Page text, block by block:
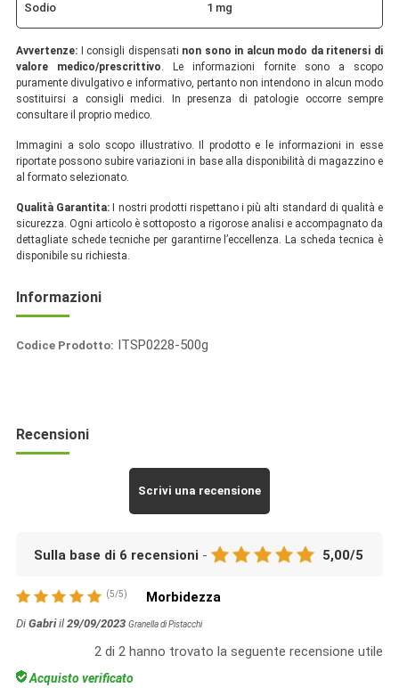
Sodio 1 mg
Avvertenze: I consigli dispensati non sono in alcun modo da ritenersi di
valore medico/prescrittivo. Le informazioni fornite sono a scopo
puramente divulgativo e informativo, pertanto non intendono in alcun modo
sostituirsi a consigli medici. In presenza di patologie occorre sempre
consultare il proprio medico.
Immagini a solo scopo illustrativo. Il prodotto e le informazioni in esse
riportate possono subire variazioni in base alla disponibilità di magazzino e
al formato selezionato.
Qualità Garantita: I nostri prodotti rispettano i più alti standard di qualità e
sicurezza. Ogni articolo è sottoposto a rigorose analisi e accompagnato da
dettagliate schede tecniche per garantirne l’eccellenza. La scheda tecnica è
disponibile su richiesta.
Informazioni
Codice Prodotto: ITSP0228-500g
Recensioni
Scrivi una recensione
Sulla base di 6 recensioni - 5,00/5
(5/5) Morbidezza
Di Gabriil 29/09/2023 Granella di Pistacchi
2 di 2 hanno trovato la seguente recensione utile
Acquisto verificato